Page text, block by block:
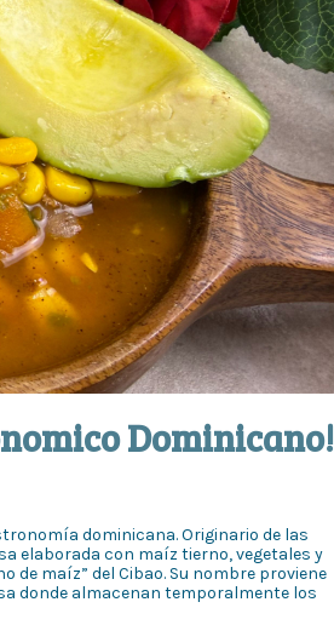
Dominicano!
dominicana. Originario de las
elaborada con maíz tierno, vegetales y
maíz” del Cibao. Su nombre proviene
donde almacenan temporalmente los